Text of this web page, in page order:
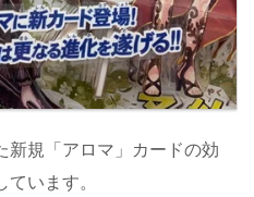
新規「アロマ」カードの効
います。